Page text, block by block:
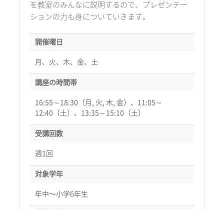
を教室のみんなに説明するので、プレゼンテー
ションの力も身についていきます。
開催曜日
月、火、木、金、土
講座の時間帯
16:55～18:30（月, 火, 木, 金）、11:05～
12:40（土）、13:35～15:10（土）
受講回数
週1回
対象学年
年中〜小学6年生